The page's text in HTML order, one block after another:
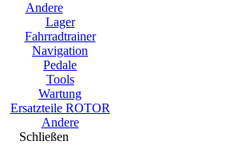
Andere
Lager
Fahrradtrainer
Navigation
Pedale
Tools
Wartung
Ersatzteile ROTOR
Andere
Schließen